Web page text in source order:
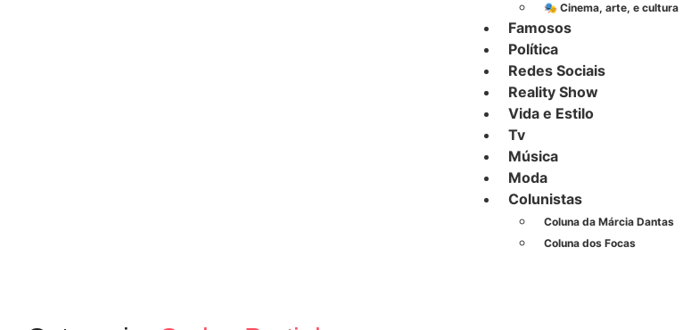
🎭 Cinema, arte, e cultura
Famosos
Política
Redes Sociais
Reality Show
Vida e Estilo
Tv
Música
Moda
Colunistas
Coluna da Márcia Dantas
Coluna dos Focas